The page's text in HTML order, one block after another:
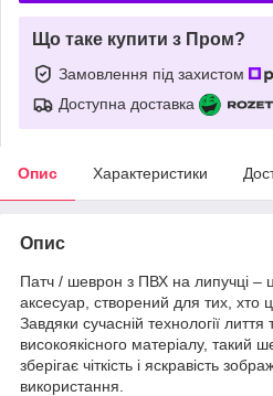
Що таке купити з Пром?
Замовлення під захистом
Доступна доставка
Опис Характеристики
Опис
Патч / шеврон з ПВХ на липучці –
аксесуар, створений для тих, хто
Завдяки сучасній технології
високоякісного матеріалу, такий
зберігає чіткість і яскравість
використання.